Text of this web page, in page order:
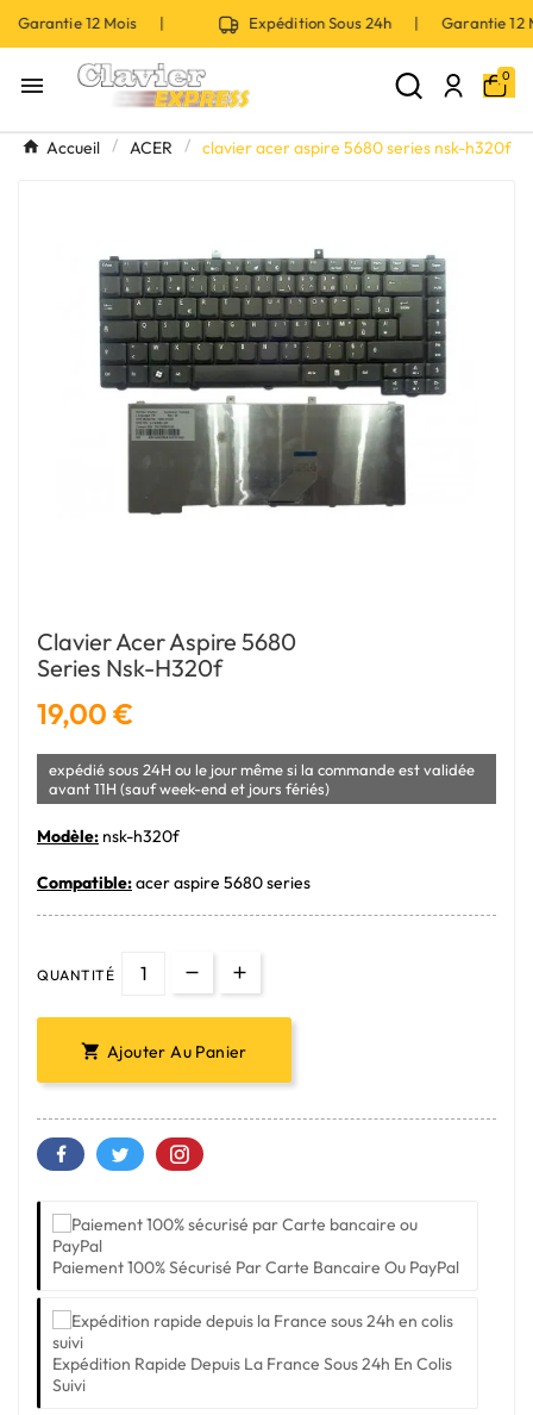
12 Mois | Expédition Sous 24h | Garantie
 0
Accueil ACER clavier acer aspire 5680 series nsk-h320f
Clavier Acer Aspire 5680
Series Nsk-H320f
19,00 €
expédié sous 24H ou le jour même si la commande est validée
avant 11H (sauf week-end et jours fériés)
Modèle: nsk-h320f
Compatible:acer aspire 5680 series
QUANTITÉ
 Ajouter Au Panier
Paiement 100% Sécurisé Par Carte Bancaire Ou PayPal
Expédition Rapide Depuis La France Sous 24h En Colis
Suivi